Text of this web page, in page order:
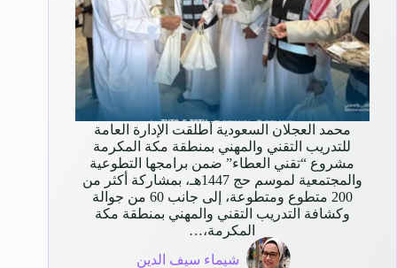
محمد العجلان السعودية أطلقت الإدارة العامة
للتدريب التقني والمهني بمنطقة مكة المكرمة
مشروع “تقني العطاء” ضمن برامجها التطوعية
والمجتمعية لموسم حج 1447هـ، بمشاركة أكثر من
200 متطوع ومتطوعة، إلى جانب 60 من جوالة
وكشافة التدريب التقني والمهني بمنطقة مكة
المكرمة،…
شيماء سيف الدين